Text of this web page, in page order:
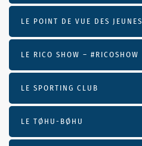
LE POINT DE VUE DES JEUNES
LE RICO SHOW – #RICOSHOW
LE SPORTING CLUB
LE TØHU-BØHU